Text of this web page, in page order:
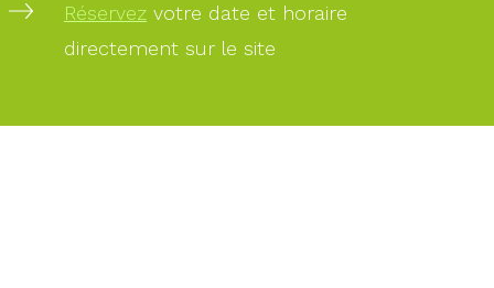
Réservez votre date et horaire
directement sur le site
nos